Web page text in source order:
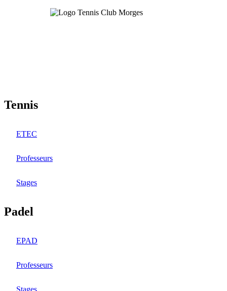
Tennis
ETEC
Professeurs
Stages
Padel
EPAD
Professeurs
Stages